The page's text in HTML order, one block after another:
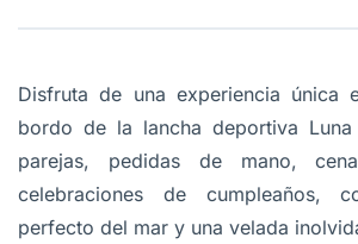
Disfruta de una experiencia única
bordo de la lancha deportiva
parejas, pedidas de mano,
celebraciones de cumpleaños,
perfecto del mar y una velada